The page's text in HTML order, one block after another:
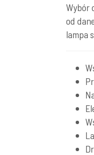
Wybór
od
lampa